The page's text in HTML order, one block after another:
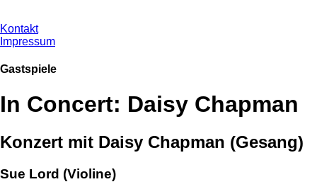
Kontakt
Impressum
Gastspiele
In Concert: Daisy Chapman
Konzert mit Daisy Chapman (Gesang)
Sue Lord (Violine)